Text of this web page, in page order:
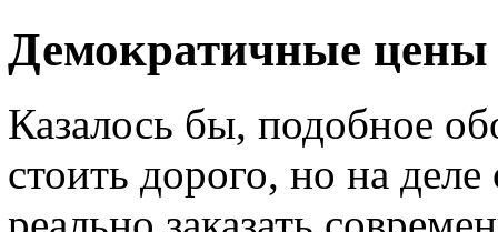
Демократичные цены
Казалось бы, подобное
стоить дорого, но на